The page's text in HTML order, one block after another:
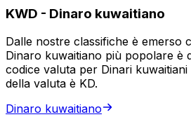
KWD - Dinaro kuwaitiano
Dalle nostre classifiche è emerso
Dinaro kuwaitiano più popolare è
codice valuta per Dinari kuwaitiani
della valuta è KD.
Dinaro kuwaitiano